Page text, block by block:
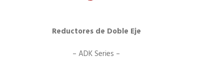
Reductores de Doble Eje
– ADK Series –